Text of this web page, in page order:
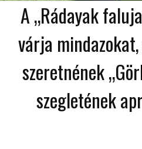
A „Rádayak
várja
szeretnének
szegletének